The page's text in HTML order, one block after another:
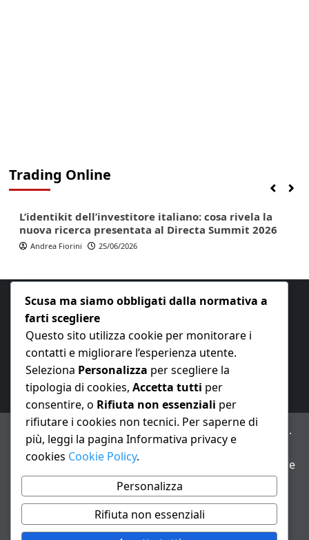
Trading Online
L’identikit dell’investitore italiano: cosa rivela la
nuova ricerca presentata al Directa Summit 2026
Andrea Fiorini 25/06/2026
E-mail:redazione@nuovaeconomia.it
ANNO XXIII – Testata giornalistica reg. Trib. Milano n.
487 del 20/9/2002 – Dir. resp. Andrea Fiorini
Avviso IA: alcuni articoli di questo sito possono essere
realizzati con il supporto di sistemi di intelligenza
artificiale con supervisione e verifica di un redattore
Informativa privacy e cookie
Scusa ma siamo obbligati dalla normativa a
farti scegliere
Questo sito utilizza cookie per monitorare i
contatti e migliorare l’esperienza utente.
Seleziona Personalizza per scegliere la
tipologia di cookies, Accetta tutti per
consentire, o Rifiuta non essenziali per
rifiutare i cookies non tecnici. Per saperne di
più, leggi la pagina Informativa privacy e
cookies Cookie Policy.
Personalizza
Rifiuta non essenziali